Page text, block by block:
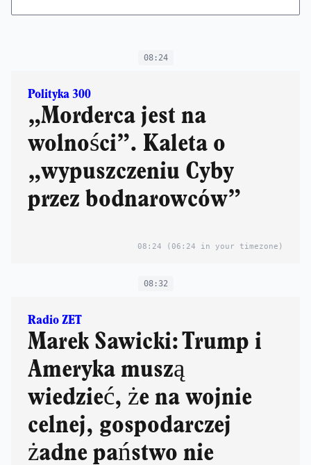
08:24
Polityka 300
„Morderca jest na
wolności”. Kaleta o
„wypuszczeniu Cyby
przez bodnarowców”
08:24 (06:24 in your timezone)
08:32
Radio ZET
Marek Sawicki: Trump i
Ameryka muszą
wiedzieć, że na wojnie
celnej, gospodarczej
żadne państwo nie